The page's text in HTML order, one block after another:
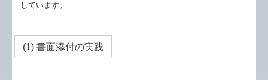
しています。
(1) 書面添付の実践